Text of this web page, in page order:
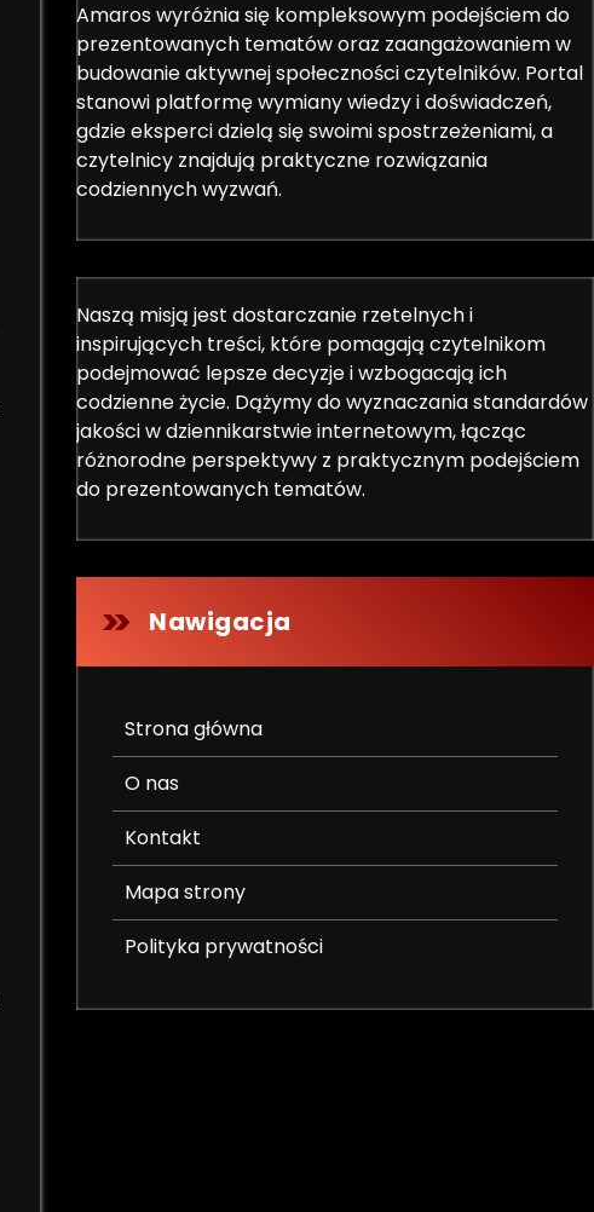
Amaros wyróżnia się kompleksowym podejściem do
prezentowanych tematów oraz zaangażowaniem w
budowanie aktywnej społeczności czytelników. Portal
stanowi platformę wymiany wiedzy i doświadczeń,
gdzie eksperci dzielą się swoimi spostrzeżeniami, a
czytelnicy znajdują praktyczne rozwiązania
codziennych wyzwań.
Naszą misją jest dostarczanie rzetelnych i
inspirujących treści, które pomagają czytelnikom
podejmować lepsze decyzje i wzbogacają ich
codzienne życie. Dążymy do wyznaczania standardów
jakości w dziennikarstwie internetowym, łącząc
różnorodne perspektywy z praktycznym podejściem
do prezentowanych tematów.
Nawigacja
Strona główna
O nas
Kontakt
Mapa strony
Polityka prywatności